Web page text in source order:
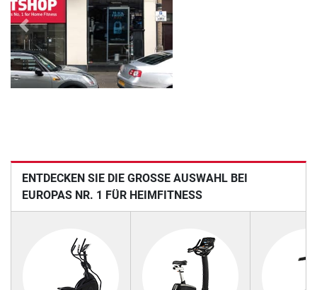
Previous
ENTDECKEN SIE DIE GROSSE AUSWAHL BEI E
UROPAS NR. 1 FÜR HEIMFITNESS